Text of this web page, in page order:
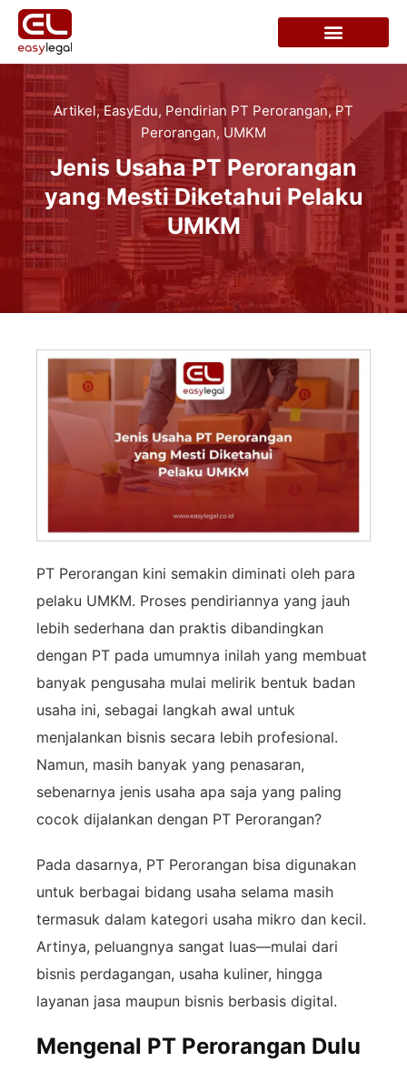
Artikel,EasyEdu, Pendirian PT Perorangan,PT
Perorangan, UMKM
Jenis Usaha PT Perorangan
yang Mesti Diketahui Pelaku
UMKM
PT Perorangan kini semakin diminati oleh para
pelaku UMKM. Proses pendiriannya yang jauh
lebih sederhana dan praktis dibandingkan
dengan PT pada umumnya inilah yang membuat
banyak pengusaha mulai melirik bentuk badan
usaha ini, sebagai langkah awal untuk
menjalankan bisnis secara lebih profesional.
Namun, masih banyak yang penasaran,
sebenarnya jenis usaha apa saja yang paling
cocok dijalankan dengan PT Perorangan?
Pada dasarnya, PT Perorangan bisa digunakan
untuk berbagai bidang usaha selama masih
termasuk dalam kategori usaha mikro dan kecil.
Artinya, peluangnya sangat luas—mulai dari
bisnis perdagangan, usaha kuliner, hingga
layanan jasa maupun bisnis berbasis digital.
Mengenal PT Perorangan Dulu